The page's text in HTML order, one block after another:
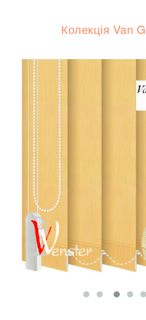
Колекція Van